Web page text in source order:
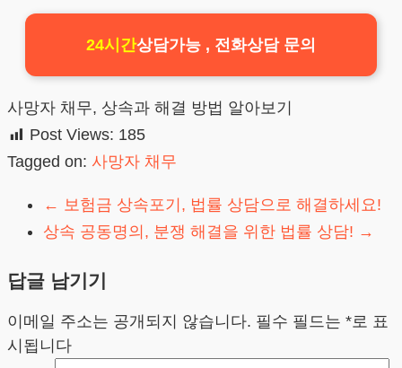
24시간상담가능 , 전화상담 문의
사망자 채무, 상속과 해결 방법 알아보기
Post Views: 185
Tagged on: 사망자 채무
← 보험금 상속포기, 법률 상담으로 해결하세요!
상속 공동명의, 분쟁 해결을 위한 법률 상담! →
답글 남기기
이메일 주소는 공개되지 않습니다. 필수 필드는 *로 표
시됩니다